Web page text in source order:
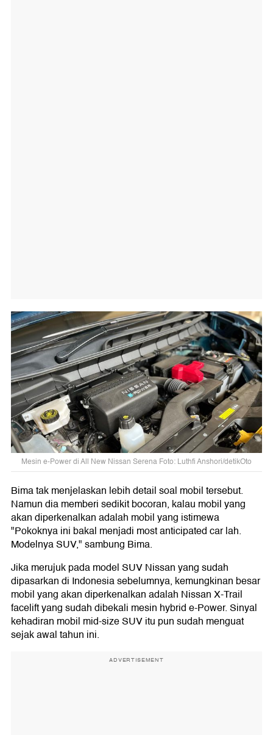
Mesin e-Power di All New Nissan Serena Foto: Luthfi Anshori/detikOto
Bima tak menjelaskan lebih detail soal mobil tersebut.
Namun dia memberi sedikit bocoran, kalau mobil yang
akan diperkenalkan adalah mobil yang istimewa
"Pokoknya ini bakal menjadi most anticipated car lah.
Modelnya SUV," sambung Bima.
Jika merujuk pada model SUV Nissan yang sudah
dipasarkan di Indonesia sebelumnya, kemungkinan besar
mobil yang akan diperkenalkan adalah Nissan X-Trail
facelift yang sudah dibekali mesin hybrid e-Power. Sinyal
kehadiran mobil mid-size SUV itu pun sudah menguat
sejak awal tahun ini.
ADVERTISEMENT